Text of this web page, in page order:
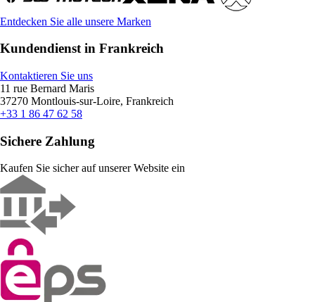
Entdecken Sie alle unsere Marken
Kundendienst in Frankreich
Kontaktieren Sie uns
11 rue Bernard Maris
37270 Montlouis-sur-Loire, Frankreich
+33 1 86 47 62 58
Sichere Zahlung
Kaufen Sie sicher auf unserer Website ein